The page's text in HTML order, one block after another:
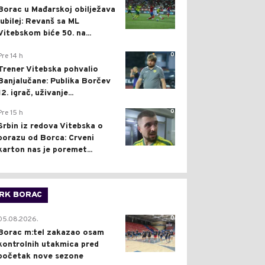
u Mađarskoj obilježava
Revanš sa ML
biće 50. na...
0
14 h
Vitebska pohvalio
Publika Borčev
igrač, uživanje...
0
15 h
iz redova Vitebska o
od Borca: Crveni
nas je poremet...
RK BORAC
0
m:tel zakazao osam
utakmica pred
nove sezone